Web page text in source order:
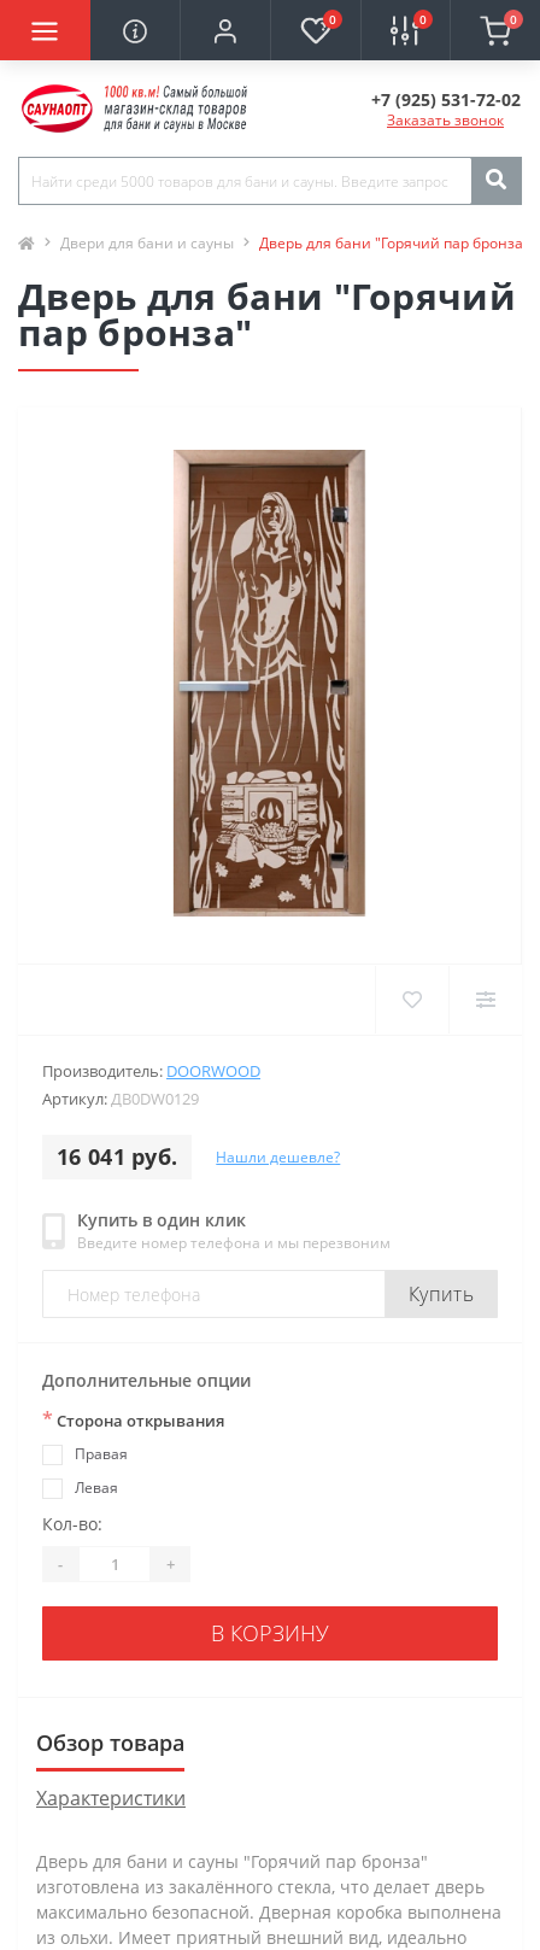
0 0 0
+7 (925) 531-72-02
Заказать звонок
Двери для бани и сауны Дверь для бани "Горячий пар бронза"
Дверь для бани "Горячий
пар бронза"
Производитель: DOORWOOD
Артикул:ДB0DW0129
16 041 руб. Нашли дешевле?
Купить в один клик
Введите номер телефона и мы перезвоним
Купить
Дополнительные опции
* Сторона открывания
Правая
Левая
Кол-во:
- +
В КОРЗИНУ
Обзор товара
Характеристики
Дверь для бани и сауны "Горячий пар бронза"
изготовлена из закалённого стекла, что делает дверь
максимально безопасной. Дверная коробка выполнена
из ольхи. Имеет приятный внешний вид, идеально